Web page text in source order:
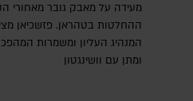
מעידה על מאבק גובר מאחורי
ההחלטות בטהראן. פזשכיאן
המנהיג העליון ומשמרות
ומתן עם וושינגטון